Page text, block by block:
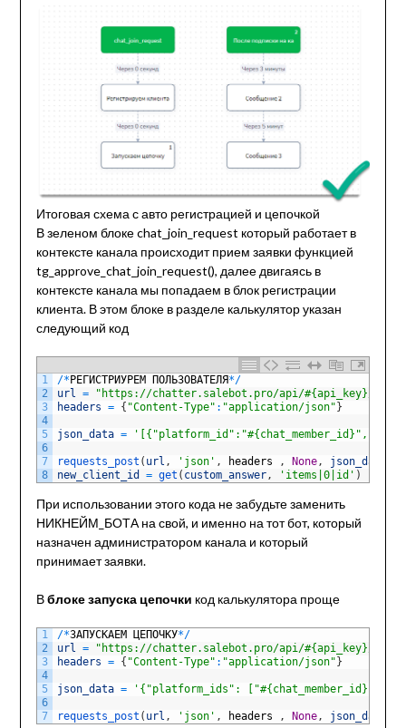
Итоговая схема с авто регистрацией и цепочкой
В зеленом блоке chat_join_request который работает в
контексте канала происходит прием заявки функцией
tg_approve_chat_join_request(), далее двигаясь в
контексте канала мы попадаем в блок регистрации
клиента. В этом блоке в разделе калькулятор указан
следующий код
1
2
3
4
5
6
7
8
/* РЕГИСТРИУРЕМ ПОЛЬЗОВАТЕЛЯ*/
url =
"https://chatter.salebot.pro/api/#{api_key}/
headers = { "Content-Type" : "application/json" }
json_data =
requests_post ( url , 'json' , headers , None, json_data
new_client_id
= get ( custom_answer, 'items|0|id' )
При использовании этого кода не забудьте заменить
НИКНЕЙМ_БОТА на свой, и именно на тот бот, который
назначен администратором канала и который
принимает заявки.
Вблоке запуска цепочки код калькулятора проще
1
2
3
4
5
6
7
/*ЗАПУСКАЕМ ЦЕПОЧКУ*/
url =
"https://chatter.salebot.pro/api/#{api_key}/
headers = { "Content-Type" : "application/json" }
json_data = '{"platform_ids":
requests_post ( url , 'json' , headers , None, json_data